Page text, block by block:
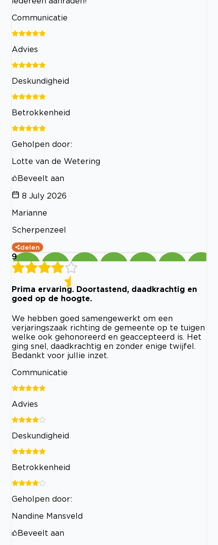
Communicatie
Advies
Deskundigheid
Betrokkenheid
Geholpen door:
Lotte van de Wetering
Beveelt aan
8 July 2026
Marianne
Scherpenzeel
delen
9
Prima ervaring. Doortastend, daadkrachtig en
goed op de hoogte.
We hebben goed samengewerkt om een
verjaringszaak richting de gemeente op te tuigen
welke ook gehonoreerd en geaccepteerd is. Het
ging snel, daadkrachtig en zonder enige twijfel.
Bedankt voor jullie inzet.
Communicatie
Advies
Deskundigheid
Betrokkenheid
Geholpen door:
Nandine Mansveld
Beveelt aan